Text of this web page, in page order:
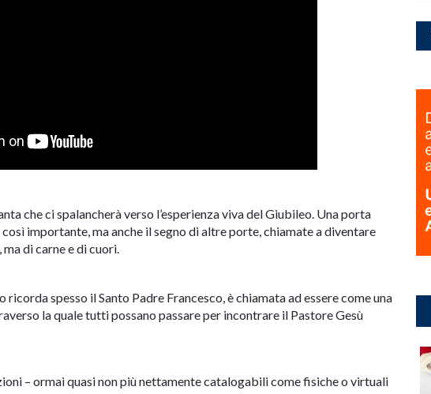
che ci spalancherà verso l’esperienza viva del Giubileo. Una porta
importante, ma anche il segno di altre porte, chiamate a diventare
di carne e di cuori.
spesso il Santo Padre Francesco, è chiamata ad essere come una
la quale tutti possano passare per incontrare il Pastore Gesù
– ormai quasi non più nettamente catalogabili come fisiche o virtuali